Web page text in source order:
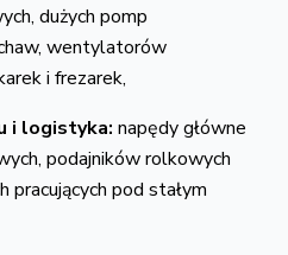
dużych pomp
wentylatorów
i frezarek,
i logistyka: napędy główne
podajników rolkowych
pod stałym